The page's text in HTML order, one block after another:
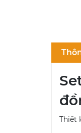
Thiết